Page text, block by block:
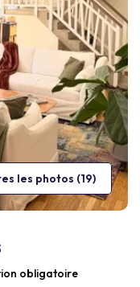
les photos (19)
obligatoire